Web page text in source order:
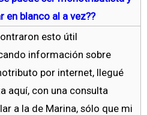
en blanco al a vez??
esto útil
información sobre
por internet, llegué
aquí, con una consulta
a la de Marina, sólo que mi